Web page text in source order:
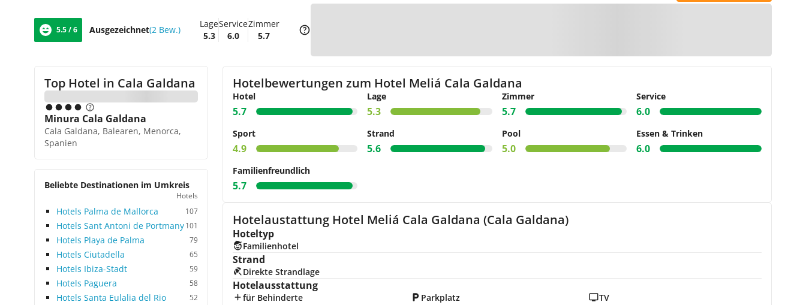
5.5 / 6 Ausgezeichnet(2 Bew.)
Lage
5.3
Service
6.0
Zimmer
5.7
Top Hotel in Cala Galdana
Minura Cala Galdana
Cala Galdana, Balearen, Menorca,
Spanien
Beliebte Destinationen im Umkreis
Hotels
Hotels Palma de Mallorca 107
Hotels Sant Antoni de Portmany101
Hotels Playa de Palma 79
Hotels Ciutadella 65
Hotels Ibiza-Stadt 59
Hotels Paguera 58
Hotels Santa Eulalia del Rio 52
Hotelbewertungen zum Hotel Meliá Cala Galdana
Hotel
5.7
Lage
5.3
Zimmer
5.7
Service
6.0
Sport
4.9
Strand
5.6
Pool
5.0
Essen & Trinken
6.0
Familienfreundlich
5.7
Hotelaustattung Hotel Meliá Cala Galdana (Cala Galdana)
Hoteltyp
Familienhotel
Strand
Direkte Strandlage
Hotelausstattung
für Behinderte Parkplatz
TV